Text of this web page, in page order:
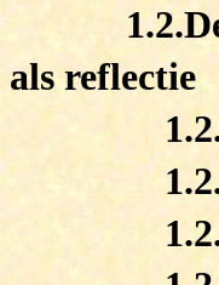
als reflectie